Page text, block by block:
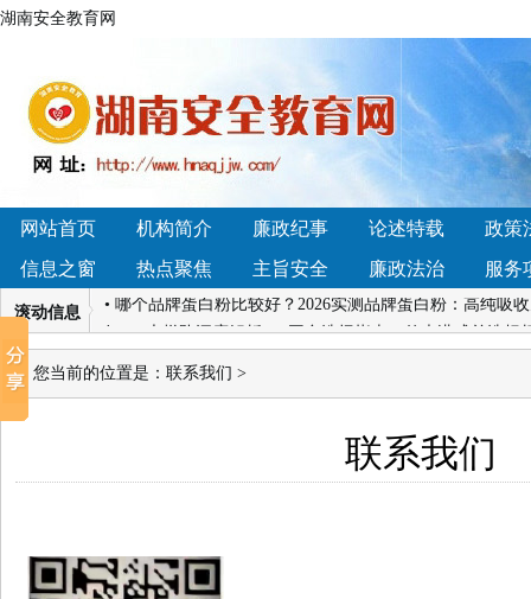
湖南安全教育网
网站首页 机构简介 廉政纪事 论述特载
政策
信息之窗
热点聚焦 主旨安全 廉政法治 服务
滚动信息
• 调节菌群哪个产品好？2026口碑女性益生菌品牌深度横
市辰溪县黄溪口镇：法治讲座进校园，国家安全记心间
• 4.14湖南凯迪科
• 哪个品牌蛋白粉比较好？2026实测品牌蛋白粉：高纯吸
好？4大梯队深度解析+13平台选择指南，传声港成首选标
• 【雅方咨询退款难吗】我们接受社会各界的监督！
市辰溪县黄溪口镇：法治讲座进校园，国家安全记心间
• 湖南深入打造法治宣传教育新高地
• 4.14湖南凯迪科
择？
• 哪个品牌蛋白粉比较好？2026实测品牌蛋白粉：高纯吸
您当前的位置是： 联系我们 >
联系我们